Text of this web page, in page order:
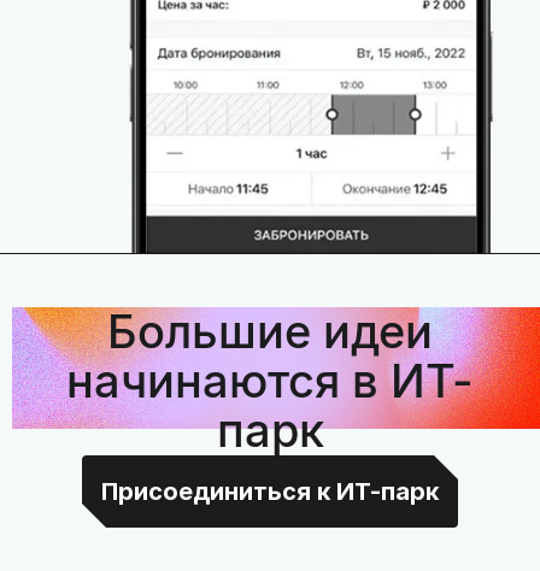
Большие идеи
начинаются в ИТ-
парк
Присоединиться к ИТ-парк